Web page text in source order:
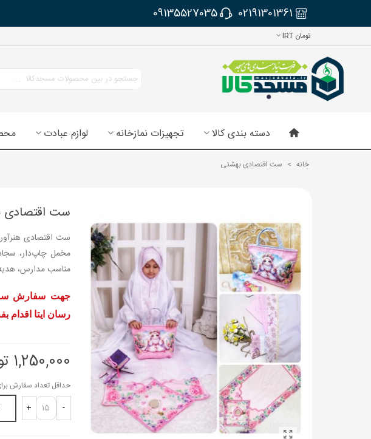
02191301361
09135527035
تومان IRT
دسته بندی کالا تجهیزات نمازخانه لوازم عبادت
خانه > ست اقتصادی بهشتی
ست اقتصادی
ست اقتصادی
مخمل چاپ‌دار،
مناسب مدارس،
جهت سفارش
رسان ایتا اقدام
1,250,000 تومان
حداقل تعداد سفارش برای
-
+